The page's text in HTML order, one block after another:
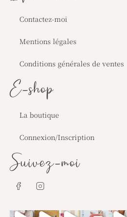
Contactez-moi
Mentions légales
Conditions générales de ventes
E-shop
La boutique
Connexion/Inscription
Suivez-moi
J
k
-
J
k
-